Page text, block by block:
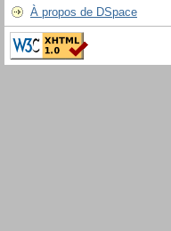
À propos de DSpace